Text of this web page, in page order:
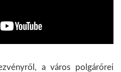
a város polgárőrei